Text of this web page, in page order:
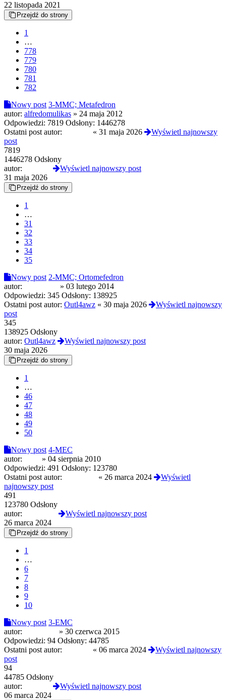
22 listopada 2021
Przejdź do strony
1
…
778
779
780
781
782
Nowy post 3-MMC; Metafedron
autor: alfredomulikas » 24 maja 2012
Odpowiedzi: 7819 Odsłony: 1446278
Ostatni post autor:
« 31 maja 2026
Wyświetl najnowszy
post
7819
1446278 Odsłony
autor:
Wyświetl najnowszy post
31 maja 2026
Przejdź do strony
1
…
31
32
33
34
35
Nowy post 2-MMC; Ortomefedron
autor:
» 03 lutego 2014
Odpowiedzi: 345 Odsłony: 138925
Ostatni post autor: Outl4awz « 30 maja 2026
Wyświetl najnowszy
post
345
138925 Odsłony
autor: Outl4awz
Wyświetl najnowszy post
30 maja 2026
Przejdź do strony
1
…
46
47
48
49
50
Nowy post 4-MEC
autor:
» 04 sierpnia 2010
Odpowiedzi: 491 Odsłony: 123780
Ostatni post autor:
« 26 marca 2024
Wyświetl
najnowszy post
491
123780 Odsłony
autor:
Wyświetl najnowszy post
26 marca 2024
Przejdź do strony
1
…
6
7
8
9
10
Nowy post 3-EMC
autor:
» 30 czerwca 2015
Odpowiedzi: 94 Odsłony: 44785
Ostatni post autor:
« 06 marca 2024
Wyświetl najnowszy
post
94
44785 Odsłony
autor:
Wyświetl najnowszy post
06 marca 2024